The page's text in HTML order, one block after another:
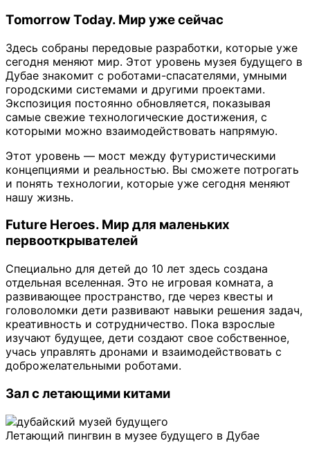
Tomorrow Today. Мир уже сейчас
Здесь собраны передовые разработки, которые уже
сегодня меняют мир. Этот уровень музея будущего в
Дубае знакомит с роботами-спасателями, умными
городскими системами и другими проектами.
Экспозиция постоянно обновляется, показывая
самые свежие технологические достижения, с
которыми можно взаимодействовать напрямую.
Этот уровень — мост между футуристическими
концепциями и реальностью. Вы сможете потрогать
и понять технологии, которые уже сегодня меняют
нашу жизнь.
Future Heroes. Мир для маленьких
первооткрывателей
Специально для детей до 10 лет здесь создана
отдельная вселенная. Это не игровая комната, а
развивающее пространство, где через квесты и
головоломки дети развивают навыки решения задач,
креативность и сотрудничество. Пока взрослые
изучают будущее, дети создают свое собственное,
учась управлять дронами и взаимодействовать с
доброжелательными роботами.
Зал с летающими китами
Летающий пингвин в музее будущего в Дубае